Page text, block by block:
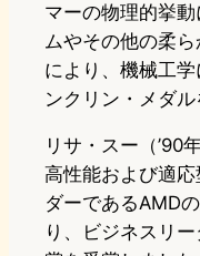
マーの物理的挙
ムやその他の柔
により、機械工
ンクリン・メダル
リサ・スー（’90
高性能および適
ダーであるAMD
り、ビジネスリ